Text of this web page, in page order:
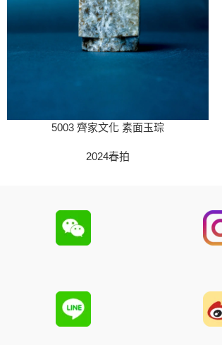
5003 齊家文化 素面玉琮
2024春拍